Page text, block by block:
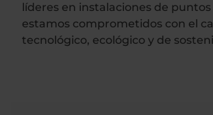
líderes en instalaciones de
estamos comprometidos con el
tecnológico, ecológico y de